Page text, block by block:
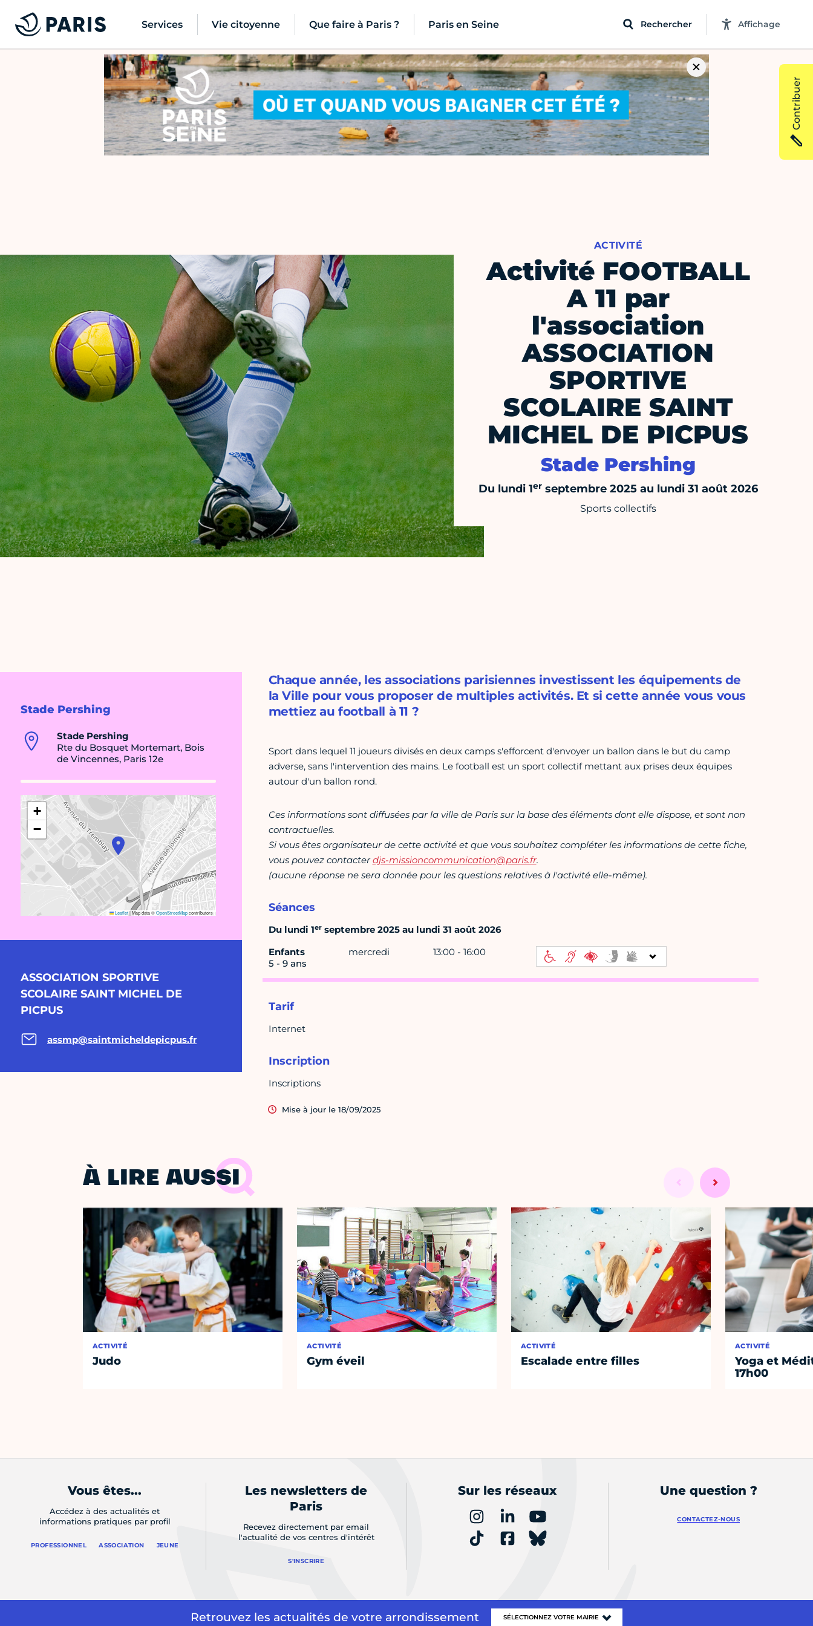
Services Vie citoyenne Que faire à Paris ? Paris en Seine Rechercher Affichage
ACTIVITÉ
Activité FOOTBALL
A 11 par
l'association
ASSOCIATION
SPORTIVE
SCOLAIRE SAINT
MICHEL DE PICPUS
Stade Pershing
Du lundi 1erseptembre 2025 au lundi 31 août 2026
Sports collectifs
Stade Pershing
Stade Pershing
Rte du Bosquet Mortemart, Bois
de Vincennes, Paris 12e
+
−
Leaflet|Map data ©OpenStreetMapcontributors
ASSOCIATION SPORTIVE
SCOLAIRE SAINT MICHEL DE
PICPUS
assmp@saintmicheldepicpus.fr
Chaque année, les associations parisiennes investissent les équipements de
la Ville pour vous proposer de multiples activités. Et si cette année vous vous
mettiez au football à 11 ?
Sport dans lequel 11 joueurs divisés en deux camps s'efforcent d'envoyer un ballon dans le but du camp
adverse, sans l'intervention des mains. Le football est un sport collectif mettant aux prises deux équipes
autour d'un ballon rond.
Ces informations sont diffusées par la ville de Paris sur la base des éléments dont elle dispose, et sont non
contractuelles.
Si vous êtes organisateur de cette activité et que vous souhaitez compléter les informations de cette fiche,
vous pouvez contacterdjs-missioncommunication@paris.fr.
(aucune réponse ne sera donnée pour les questions relatives à l'activité elle-même).
Séances
Du lundi 1erseptembre 2025 au lundi 31 août 2026
Enfants
5 - 9 ans
mercredi 13:00 - 16:00
Tarif
Internet
Inscription
Inscriptions
Mise à jour le 18/09/2025
À LIRE AUSSI
ACTIVITÉ
Judo
ACTIVITÉ
Gym éveil
ACTIVITÉ
Escalade entre filles
ACTIVITÉ
Yoga et
17h00
Contribuer
Vous êtes...
Accédez à des actualités et
informations pratiques par profil
PROFESSIONNEL ASSOCIATION JEUNE
Les newsletters de
Paris
Recevez directement par email
l'actualité de vos centres d'intérêt
S'INSCRIRE
Sur les réseaux Une question ?
CONTACTEZ-NOUS
Retrouvez les actualités de votre arrondissement